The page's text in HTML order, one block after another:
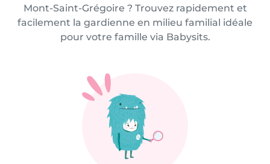
Mont-Saint-Grégoire ? Trouvez rapidement et
facilement la gardienne en milieu familial idéale
pour votre famille via Babysits.